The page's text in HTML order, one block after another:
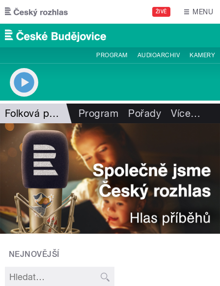
Přejít k hlavnímu obsahu
ŽIVĚ MENU
PROGRAM AUDIOARCHIV KAMERY
Folková pohlazení Program Pořady Více…
NEJNOVĚJŠÍ